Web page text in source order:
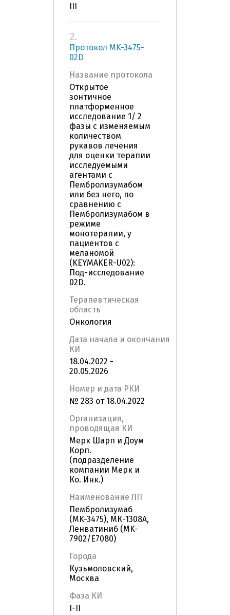
2.
Протокол MK-3475-
02D
Название протокола
Открытое
зонтичное
платформенное
исследование 1/ 2
фазы с изменяемым
количеством
рукавов лечения
для оценки терапии
исследуемыми
агентами с
Пембролизумабом
или без него, по
сравнению с
Пембролизумабом в
режиме
монотерапии, у
пациентов с
меланомой
(KEYMAKER-U02):
Под-исследование
02D.
Терапевтическая
область
Онкология
Дата начала и окончания
КИ
18.04.2022 -
20.05.2026
Номер и дата РКИ
№ 283 от 18.04.2022
Организация,
проводящая КИ
Мерк Шарп и Доум
Корп.
(подразделение
компании Мерк и
Ко. Инк.)
Наименование ЛП
Пембролизумаб
(MK-3475), МК-1308А,
Ленватиниб (MK-
7902/E7080)
Города
Кузьмоловский,
Москва
Фаза КИ
I-II